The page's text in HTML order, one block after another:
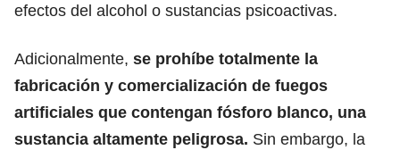
efectos del alcohol o sustancias psicoactivas.
Adicionalmente, se prohíbe totalmente la
fabricación y comercialización de fuegos
artificiales que contengan fósforo blanco, una
sustancia altamente peligrosa. Sin embargo, la